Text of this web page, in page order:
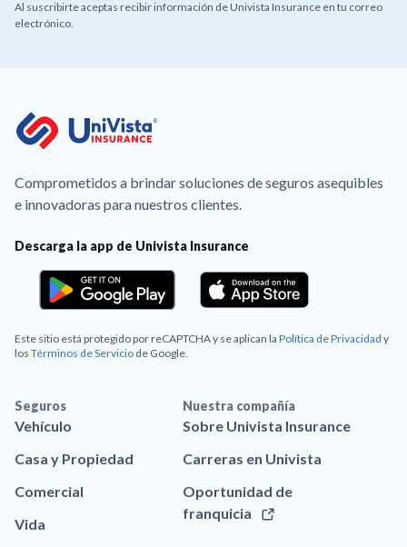
Al suscribirte aceptas recibir información de Univista Insurance en tu correo
electrónico.
Comprometidos a brindar soluciones de seguros asequibles
e innovadoras para nuestros clientes.
Descarga la app de Univista Insurance
Este sitio está protegido por reCAPTCHA y se aplican la Política de Privacidad y
los Términos de Servicio de Google.
Seguros
Vehículo
Casa y Propiedad
Comercial
Vida
Nuestra compañía
Sobre Univista Insurance
Carreras en Univista
Oportunidad de
franquicia